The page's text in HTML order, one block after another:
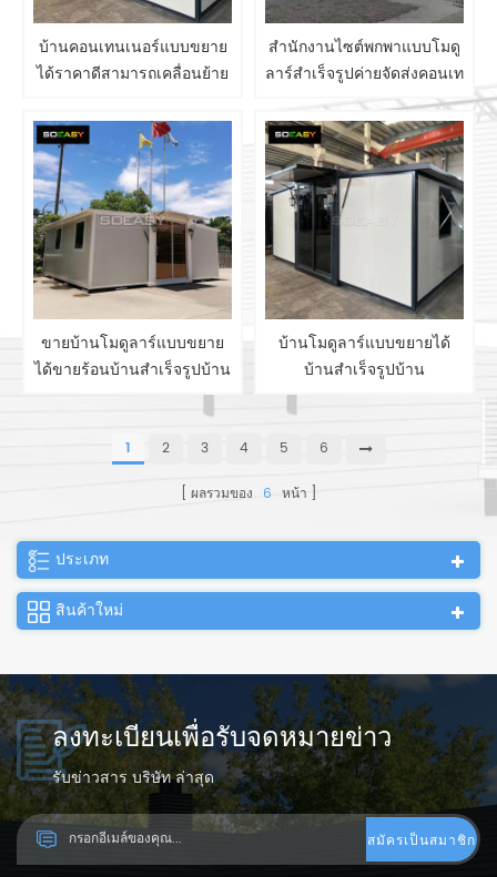
บ้านคอนเทนเนอร์แบบขยาย
ได้ราคาดีสามารถเคลื่อนย้าย
ดูลาร์เชื่อมสำเร็จรูปบ้าน
คอนเทนเนอร์มาตรฐาน
หรูหราสำเร็จรูป
สำนักงานไซต์พกพาแบบโมดู
ลาร์สำเร็จรูปค่ายจัดส่งคอนเท
นเนอร์แพ็คแบน
ขายบ้านโมดูลาร์แบบขยาย
ได้ขายร้อนบ้านสำเร็จรูปบ้าน
บ้านโมดูลาร์แบบขยายได้
บ้านสำเร็จรูปบ้าน
คอนเทนเนอร์ 40 ฟุต
1 2 3 4 5 6
ผลรวมของ 6 หน้า
ประเภท
สินค้าใหม่
ลงทะเบียนเพื่อรับจดหมายข่าว
รับข่าวสาร บริษัท ล่าสุด